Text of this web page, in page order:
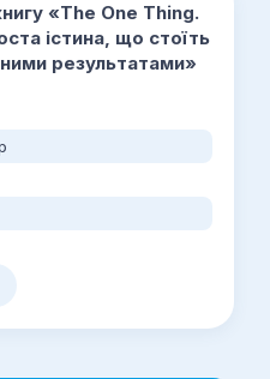
«The One Thing.
істина, що стоїть
результатами»